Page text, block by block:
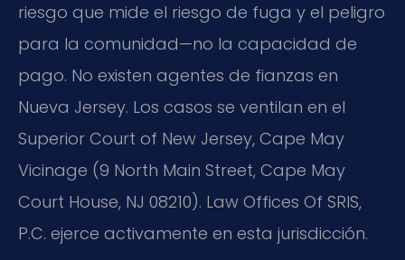
riesgo que mide el riesgo de fuga y el peligro
para la comunidad—no la capacidad de
pago. No existen agentes de fianzas en
Nueva Jersey. Los casos se ventilan en el
Superior Court of New Jersey, Cape May
Vicinage (9 North Main Street, Cape May
Court House, NJ 08210). Law Offices Of SRIS,
P.C. ejerce activamente en esta jurisdicción.